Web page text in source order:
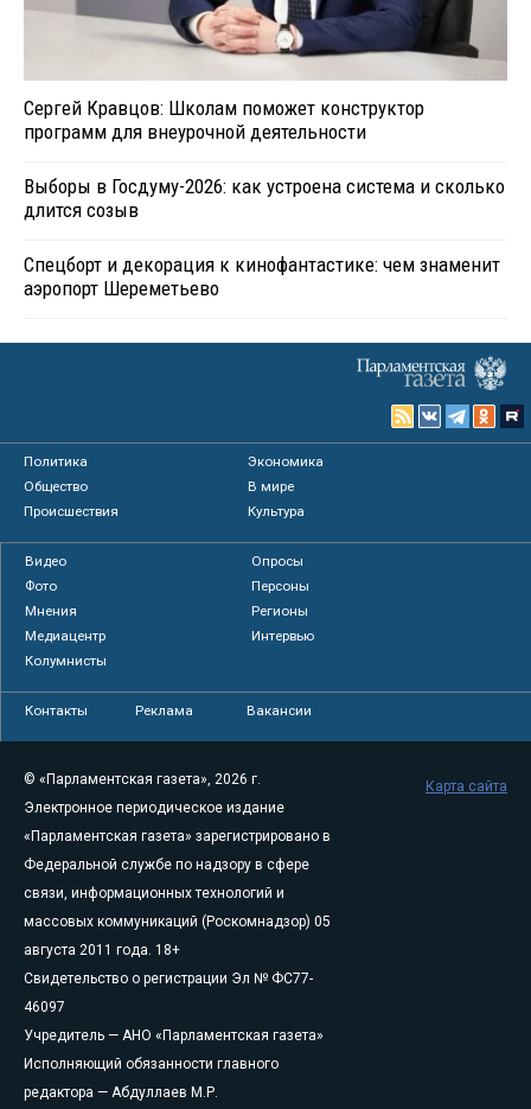
Сергей Кравцов: Школам поможет конструктор
программ для внеурочной деятельности
Выборы в Госдуму-2026: как устроена система и сколько
длится созыв
Спецборт и декорация к кинофантастике: чем знаменит
аэропорт Шереметьево
Политика
Экономика
Общество
В мире
Происшествия
Культура
Видео
Опросы
Фото
Персоны
Мнения
Регионы
Медиацентр
Интервью
Колумнисты
Контакты Реклама Вакансии
© «Парламентская газета», 2026 г.
Электронное периодическое издание
«Парламентская газета» зарегистрировано в
Федеральной службе по надзору в сфере
связи, информационных технологий и
массовых коммуникаций (Роскомнадзор) 05
августа 2011 года. 18+
Свидетельство о регистрации Эл № ФС77-
46097
Учредитель — АНО «Парламентская газета»
Исполняющий обязанности главного
редактора — Абдуллаев М.Р.
Карта сайта